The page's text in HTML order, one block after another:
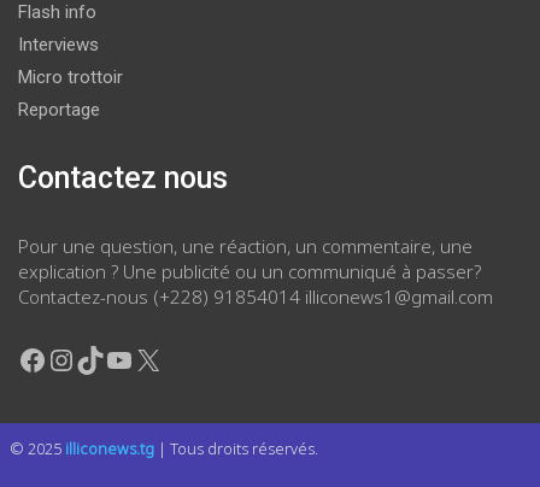
Flash info
Interviews
Micro trottoir
Reportage
Contactez nous
Pour une question, une réaction, un commentaire, une
explication ? Une publicité ou un communiqué à passer?
Contactez-nous (+228) 91854014 illiconews1@gmail.com
Facebook
Instagram
TikTok
YouTube
X
© 2025 illiconews.tg | Tous droits réservés.